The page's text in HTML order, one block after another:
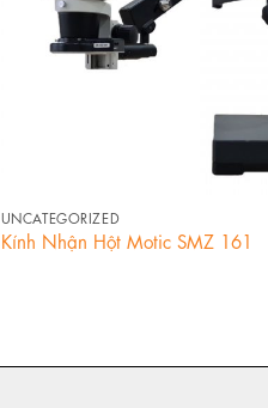
UNCATEGORIZED
Kính Nhận Hột Motic SMZ 161